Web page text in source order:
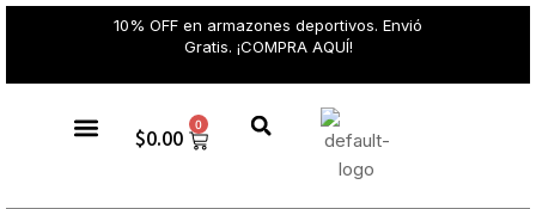
10% OFF en armazones deportivos. Envió
Gratis. ¡COMPRA AQUÍ!
$0.00 0